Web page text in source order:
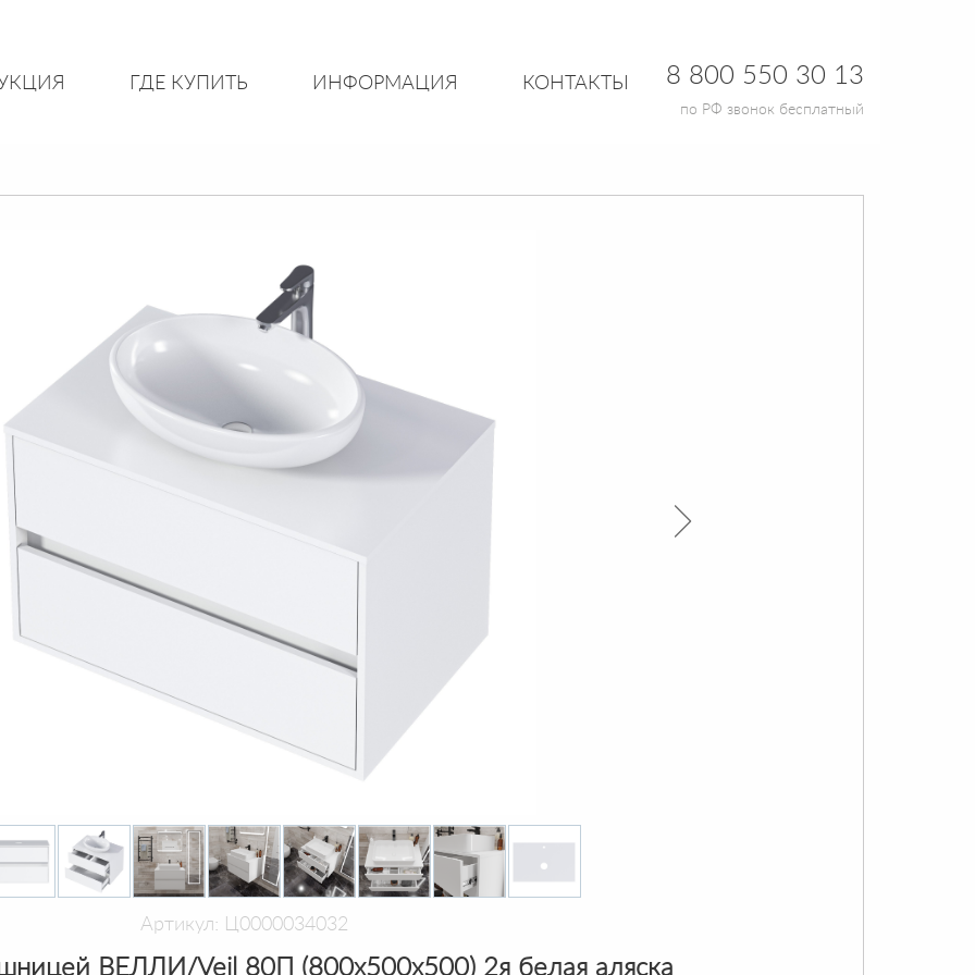
ГДЕ КУПИТЬ ИНФОРМАЦИЯ КОНТАКТЫ 8 800 550 30 13
по РФ звонок бесплатный
Артикул: Ц0000034032
ВЕЛЛИ/Veil 80П (800х500х500) 2я белая аляска